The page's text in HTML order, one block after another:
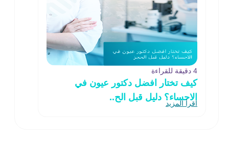
4 دقيقة للقراءة
كيف تختار افضل دكتور عيون في
الاحساء؟ دليل قبل الح..
اقرأ المزيد